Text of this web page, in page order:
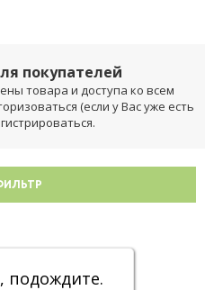
покупателей
товара и доступа ко всем
(если у Вас уже есть
подождите.